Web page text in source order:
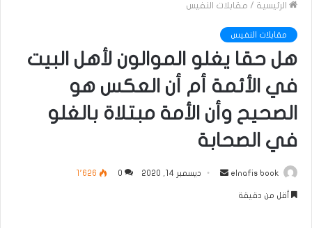
الرئيسية / مقابلات النفيس
مقابلات النفيس
هل حقا يغلو الموالون لأهل البيت
في الأئمة أم أن العكس هو
الصحيح وأن الأمة مبتلاة بالغلو
في الصحابة
elnafis book
أرسل
ديسمبر 14, 2020 0 1٬626
أقل من دقيقة